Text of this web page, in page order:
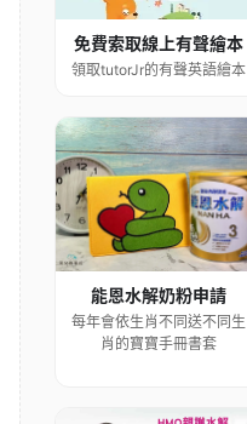
免費索取線上有聲繪本
領取tutorJr的有聲英語繪本
能恩水解奶粉申請
每年會依生肖不同送不同生
肖的寶寶手冊書套